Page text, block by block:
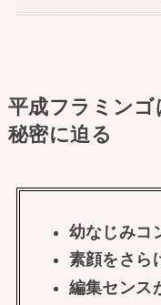
平成フラミン
秘密に迫る
幼なじみコ
素顔をさら
編集センス